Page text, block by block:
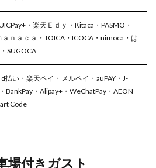
・楽天Ｅｄｙ・Kitaca・PASMO・
ａｎａｃａ・TOICA・ICOCA・nimoca・は
SUGOCA
d払い・楽天ペイ・メルペイ・auPAY・J-
BankPay・Alipay+・WeChatPay・AEON
Code
場付きガスト